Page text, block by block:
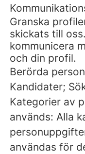
Granska
skickats till
kommunicera
och din profil.
Berörda
Kandidater;
Kategorier av
används: Alla
användas för